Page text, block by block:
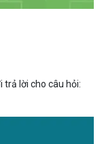
trả lời cho câu hỏi: